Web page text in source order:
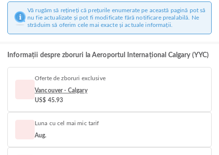
Vă rugăm să rețineți că prețurile enumerate pe această pagină pot să
nu fie actualizate și pot fi modificate fără notificare prealabilă. Ne
străduim să oferim cele mai exacte și actuale informații.
Informații despre zboruri la Aeroportul Internațional Calgary (YYC)
Oferte de zboruri exclusive
Vancouver - Calgary
US$ 45.93
Luna cu cel mai mic tarif
Aug.